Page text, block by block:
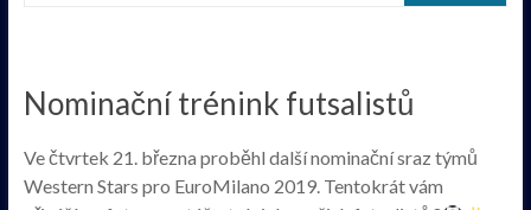
Nominační trénink futsalistů
Ve čtvrtek 21. března proběhl další nominační sraz týmů
Western Stars pro EuroMilano 2019. Tentokrát vám